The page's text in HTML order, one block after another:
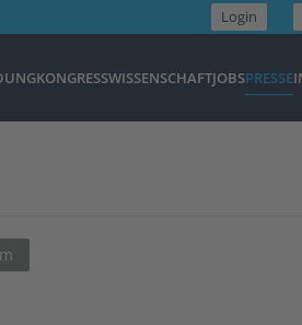
Login
KONGRESSWISSENSCHAFTJOBSPRESSE